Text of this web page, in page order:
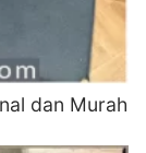
dan Murah